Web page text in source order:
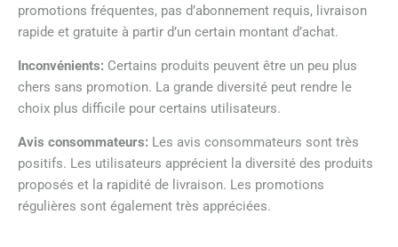
promotions fréquentes, pas d’abonnement requis, livraison
rapide et gratuite à partir d’un certain montant d’achat.
Inconvénients: Certains produits peuvent être un peu plus
chers sans promotion. La grande diversité peut rendre le
choix plus difficile pour certains utilisateurs.
Avis consommateurs: Les avis consommateurs sont très
positifs. Les utilisateurs apprécient la diversité des produits
proposés et la rapidité de livraison. Les promotions
régulières sont également très appréciées.